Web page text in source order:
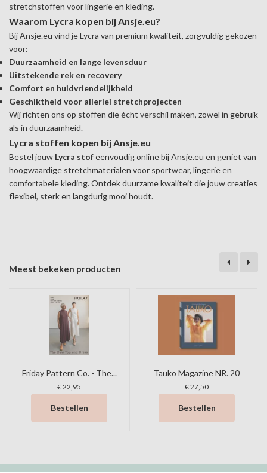
stretchstoffen voor lingerie en kleding.
Waarom Lycra kopen bij Ansje.eu?
Bij Ansje.eu vind je Lycra van premium kwaliteit, zorgvuldig gekozen
voor:
Duurzaamheid en lange levensduur
Uitstekende rek en recovery
Comfort en huidvriendelijkheid
Geschiktheid voor allerlei stretchprojecten
Wij richten ons op stoffen die écht verschil maken, zowel in gebruik
als in duurzaamheid.
Lycra stoffen kopen bij Ansje.eu
Bestel jouw Lycra stofeenvoudig online bij Ansje.eu en geniet van
hoogwaardige stretchmaterialen voor sportwear, lingerie en
comfortabele kleding. Ontdek duurzame kwaliteit die jouw creaties
flexibel, sterk en langdurig mooi houdt.
Meest bekeken producten
Friday Pattern Co. - The...
€ 22,95
Bestellen
Tauko Magazine NR. 20
€ 27,50
Bestellen